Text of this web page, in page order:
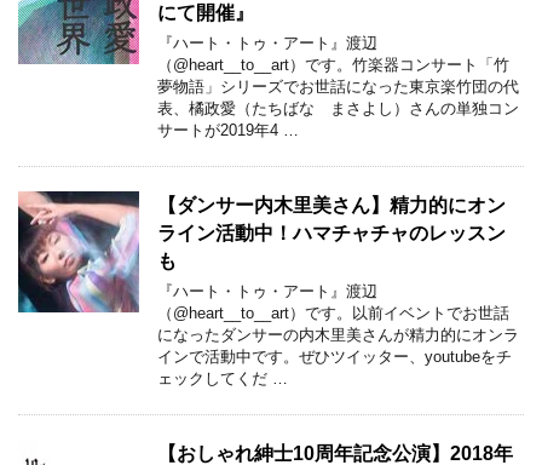
にて開催』
『ハート・トゥ・アート』渡辺
（@heart__to__art）です。竹楽器コンサート「竹
夢物語」シリーズでお世話になった東京楽竹団の代
表、橘政愛（たちばな まさよし）さんの単独コン
サートが2019年4 …
【ダンサー内木里美さん】精力的にオン
ライン活動中！ハマチャチャのレッスン
も
『ハート・トゥ・アート』渡辺
（@heart__to__art）です。以前イベントでお世話
になったダンサーの内木里美さんが精力的にオンラ
インで活動中です。ぜひツイッター、youtubeをチ
ェックしてくだ …
【おしゃれ紳士10周年記念公演】2018年